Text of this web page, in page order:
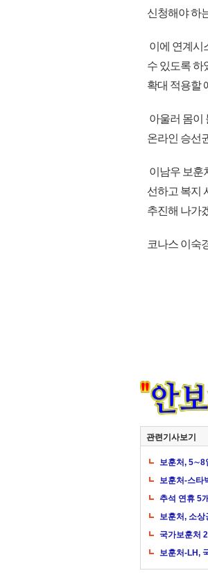
신청해야 하
이에 연계시
수 있도록 하
확대 적용할
아울러 몸이
온라인 승선
이남우 보훈
선하고 복지
추진해 나가
코나스 이숙
관련기사보기
보훈처, 5∼8
보훈처-스타
추석 연휴 5
보훈처, 소
국가보훈처
보훈처-LH,